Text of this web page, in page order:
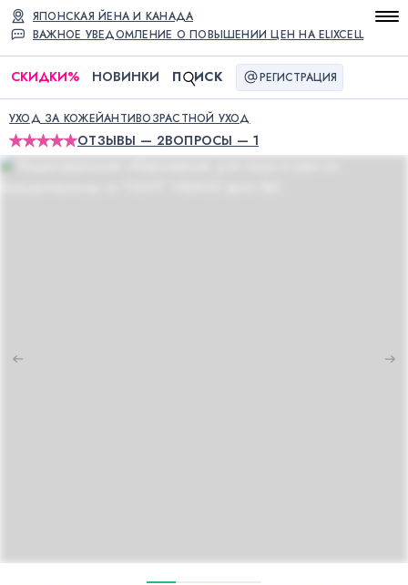
ВАЖНОЕ УВЕДОМЛЕНИЕ О ПОВЫШЕНИИ ЦЕН НА ELIXCELL
ЯПОНСКАЯ ЙЕНА И КАНАДА
СКИДКИ% НОВИНКИ П ИСК РЕГИСТРАЦИЯ
УХОД ЗА КОЖЕЙАНТИВОЗРАСТНОЙ УХОД
ОТЗЫВЫ — 2ВОПРОСЫ — 1